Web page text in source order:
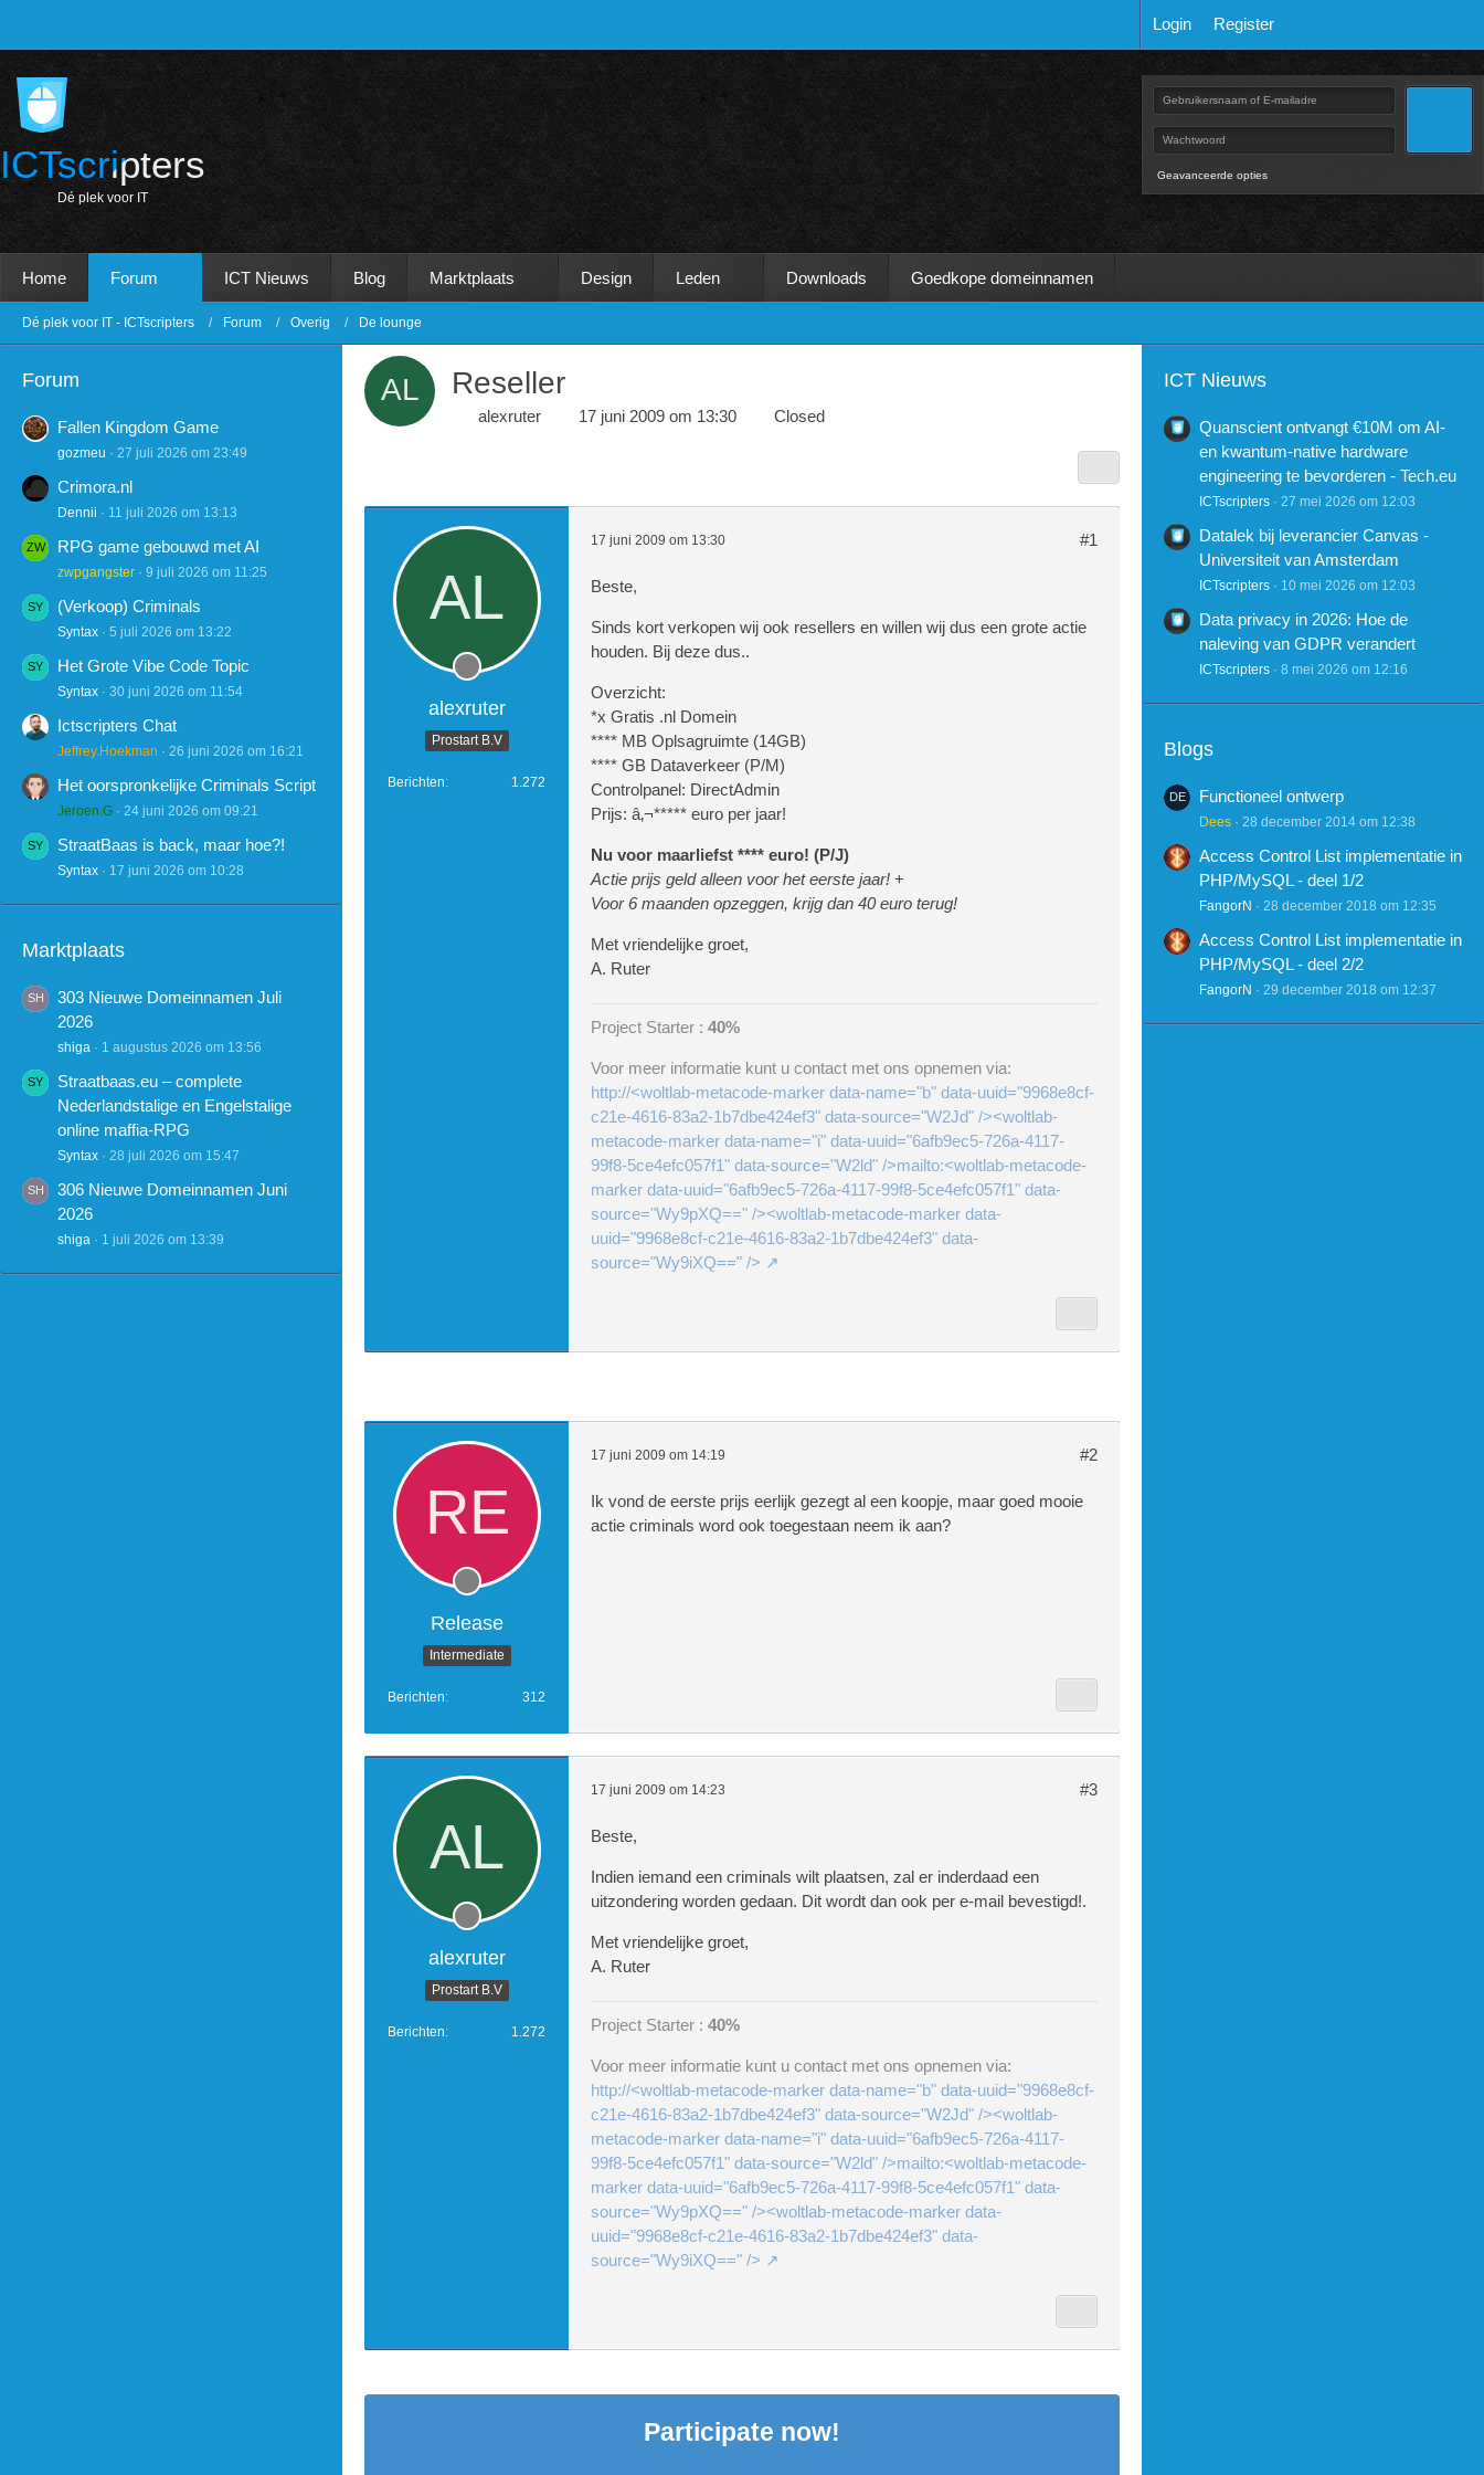
Login Register
ICTscripters
Dé p e k voor T
Geavanceerde opties
Home Forum ICT Nieuws Blog Marktplaats Design Leden Downloads Goedkope domeinnamen
Dé plek voor IT - ICTscripters Forum Overig De lounge
Forum
Fallen Kingdom Game
gozmeu 27 juli 2026 om 23:49
Crimora.nl
Dennii 11 juli 2026 om 13:13
RPG game gebouwd met AI
zwpgangster 9 juli 2026 om 11:25
(Verkoop) Criminals
Syntax 5 juli 2026 om 13:22
Het Grote Vibe Code Topic
Syntax 30 juni 2026 om 11:54
Ictscripters Chat
Jeffrey.Hoekman 26 juni 2026 om 16:21
Het oorspronkelijke Criminals Script
Jeroen.G 24 juni 2026 om 09:21
StraatBaas is back, maar hoe?!
Syntax 17 juni 2026 om 10:28
Marktplaats
303 Nieuwe Domeinnamen Juli
2026
shiga 1 augustus 2026 om 13:56
Straatbaas.eu – complete
Nederlandstalige en Engelstalige
online maffia-RPG
Syntax 28 juli 2026 om 15:47
306 Nieuwe Domeinnamen Juni
2026
shiga 1 juli 2026 om 13:39
Reseller
alexruter 17 juni 2009 om 13:30 Closed
alexruter
Prostart B.V
Berichten 1.272
17 juni 2009 om 13:30 #1
Beste,
Sinds kort verkopen wij ook resellers en willen wij dus een grote actie
houden. Bij deze dus..
Overzicht:
*x Gratis .nl Domein
**** MB Oplsagruimte (14GB)
**** GB Dataverkeer (P/M)
Controlpanel: DirectAdmin
Prijs: â‚¬***** euro per jaar!
Nu voor maarliefst **** euro! (P/J)
Actie prijs geld alleen voor het eerste jaar! +
Voor 6 maanden opzeggen, krijg dan 40 euro terug!
Met vriendelijke groet,
A. Ruter
Project Starter : 40%
Voor meer informatie kunt u contact met ons opnemen via:
http://<woltlab-metacode-marker data-name="b" data-uuid="9968e8cf-
c21e-4616-83a2-1b7dbe424ef3" data-source="W2Jd" /><woltlab-
metacode-marker data-name="i" data-uuid="6afb9ec5-726a-4117-
99f8-5ce4efc057f1" data-source="W2ld" />mailto:<woltlab-metacode-
marker data-uuid="6afb9ec5-726a-4117-99f8-5ce4efc057f1" data-
source="Wy9pXQ==" /><woltlab-metacode-marker data-
uuid="9968e8cf-c21e-4616-83a2-1b7dbe424ef3" data-
source="Wy9iXQ==" />
Release
Intermediate
Berichten 312
17 juni 2009 om 14:19 #2
Ik vond de eerste prijs eerlijk gezegt al een koopje, maar goed mooie
actie criminals word ook toegestaan neem ik aan?
alexruter
Prostart B.V
Berichten 1.272
17 juni 2009 om 14:23 #3
Beste,
Indien iemand een criminals wilt plaatsen, zal er inderdaad een
uitzondering worden gedaan. Dit wordt dan ook per e-mail bevestigd!.
Met vriendelijke groet,
A. Ruter
Project Starter : 40%
Voor meer informatie kunt u contact met ons opnemen via:
http://<woltlab-metacode-marker data-name="b" data-uuid="9968e8cf-
c21e-4616-83a2-1b7dbe424ef3" data-source="W2Jd" /><woltlab-
metacode-marker data-name="i" data-uuid="6afb9ec5-726a-4117-
99f8-5ce4efc057f1" data-source="W2ld" />mailto:<woltlab-metacode-
marker data-uuid="6afb9ec5-726a-4117-99f8-5ce4efc057f1" data-
source="Wy9pXQ==" /><woltlab-metacode-marker data-
uuid="9968e8cf-c21e-4616-83a2-1b7dbe424ef3" data-
source="Wy9iXQ==" />
Participate now!
ICT Nieuws
Quanscient ontvangt €10M om AI-
en kwantum-native hardware
engineering te bevorderen - Tech.eu
ICTscripters 27 mei 2026 om 12:03
Datalek bij leverancier Canvas -
Universiteit van Amsterdam
ICTscripters 10 mei 2026 om 12:03
Data privacy in 2026: Hoe de
naleving van GDPR verandert
ICTscripters 8 mei 2026 om 12:16
Blogs
Functioneel ontwerp
Dees 28 december 2014 om 12:38
Access Control List implementatie in
PHP/MySQL - deel 1/2
FangorN 28 december 2018 om 12:35
Access Control List implementatie in
PHP/MySQL - deel 2/2
FangorN 29 december 2018 om 12:37